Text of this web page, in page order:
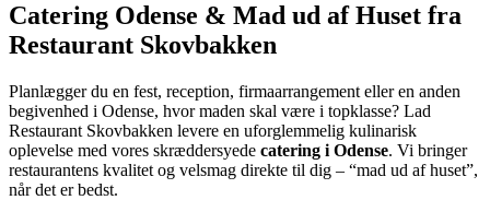
Catering Odense & Mad ud af Huset fra
Restaurant Skovbakken
Planlægger du en fest, reception, firmaarrangement eller en anden
begivenhed i Odense, hvor maden skal være i topklasse? Lad
Restaurant Skovbakken levere en uforglemmelig kulinarisk
oplevelse med vores skræddersyede catering i Odense. Vi bringer
restaurantens kvalitet og velsmag direkte til dig – “mad ud af huset”,
når det er bedst.